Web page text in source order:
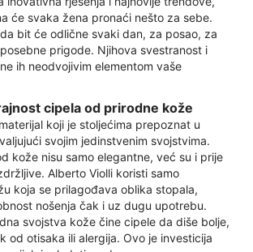
će svaka žena pronaći nešto za sebe.
bit će odlične svaki dan, za posao, za
prigode. Njihova svestranost i
ih neodvojivim elementom vaše
cipela od prirodne kože
koji je stoljećima prepoznat u
svojim jedinstvenim svojstvima.
kože nisu samo elegantne, već su i prije
Alberto Violli koristi samo
koja se prilagođava oblika stopala,
nošenja čak i uz dugu upotrebu.
svojstva kože čine cipele da diše bolje,
od otisaka ili alergija. Ovo je investicija